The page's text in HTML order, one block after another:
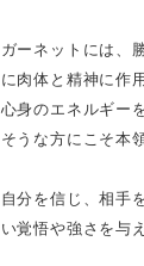
ガーネットには、
に肉体と精神に作
心身のエネルギー
そうな方にこそ本
自分を信じ、相手
い覚悟や強さを与